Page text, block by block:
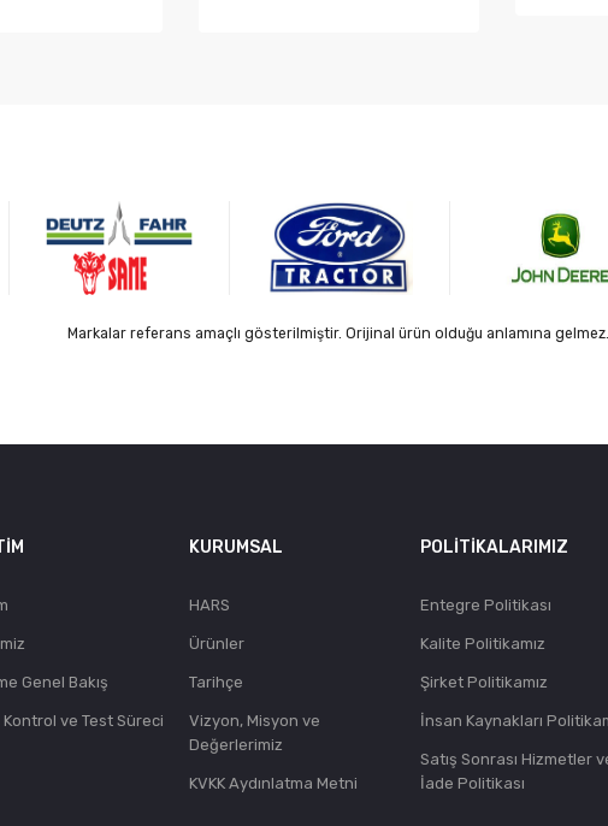
Markalar referans amaçlı gösterilmiştir. Orijinal ürün olduğu anlamına gelmez.
Genel Bakış
Kontrol ve Test Süreci
KURUMSAL
HARS
Ürünler
Tarihçe
Vizyon, Misyon ve
Değerlerimiz
KVKK Aydınlatma Metni
POLITIKALARIMIZ
Entegre Politikası
Kalite Politikamız
Şirket Politikamız
İnsan Kaynakları
Satış Sonrası Hizmetler
İade Politikası